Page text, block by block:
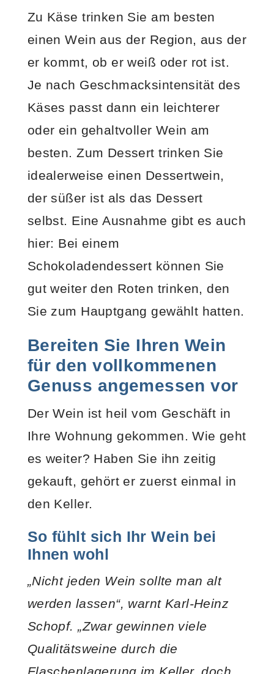
Zu Käse trinken Sie am besten
einen Wein aus der Region, aus der
er kommt, ob er weiß oder rot ist.
Je nach Geschmacksintensität des
Käses passt dann ein leichterer
oder ein gehaltvoller Wein am
besten. Zum Dessert trinken Sie
idealerweise einen Dessertwein,
der süßer ist als das Dessert
selbst. Eine Ausnahme gibt es auch
hier: Bei einem
Schokoladendessert können Sie
gut weiter den Roten trinken, den
Sie zum Hauptgang gewählt hatten.
Bereiten Sie Ihren Wein
für den vollkommenen
Genuss angemessen vor
Der Wein ist heil vom Geschäft in
Ihre Wohnung gekommen. Wie geht
es weiter? Haben Sie ihn zeitig
gekauft, gehört er zuerst einmal in
den Keller.
So fühlt sich IhrWein bei
Ihnen wohl
„Nicht jeden Wein sollte man alt
werden lassen“, warnt Karl-Heinz
Schopf. „Zwar gewinnen viele
Qualitätsweine durch die